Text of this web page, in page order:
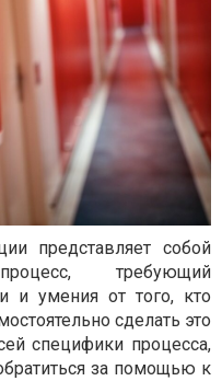
представляет собой
требующий
и умения от того, кто
сделать это
специфики процесса,
за помощью к